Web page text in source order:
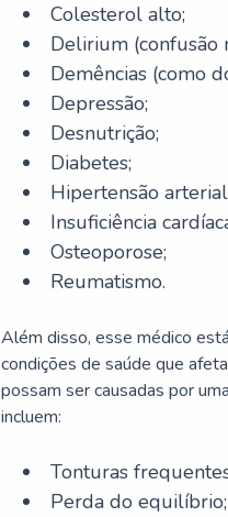
Colesterol alto;
Delirium (confusão
Demências (como
Depressão;
Desnutrição;
Diabetes;
Hipertensão
Insuficiência
Osteoporose;
Reumatismo.
Além disso, esse médico
condições de saúde que
possam ser causadas por
incluem:
Tonturas
Perda do equilíbrio;